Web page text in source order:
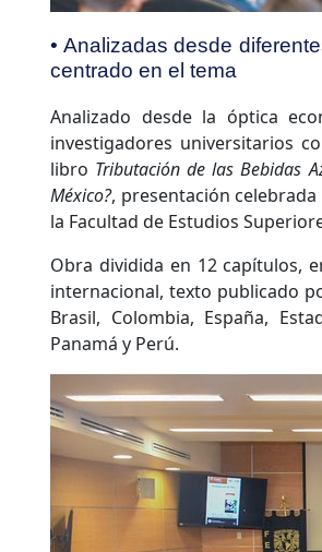
• Analizadas desde
centrado en el tema
Analizado desde la óptica
investigadores universitarios
libro Tributación de las Bebidas
México?, presentación
la Facultad de Estudios
Obra dividida en 12 capítulos,
internacional, texto publicado
Brasil, Colombia, España,
Panamá y Perú.